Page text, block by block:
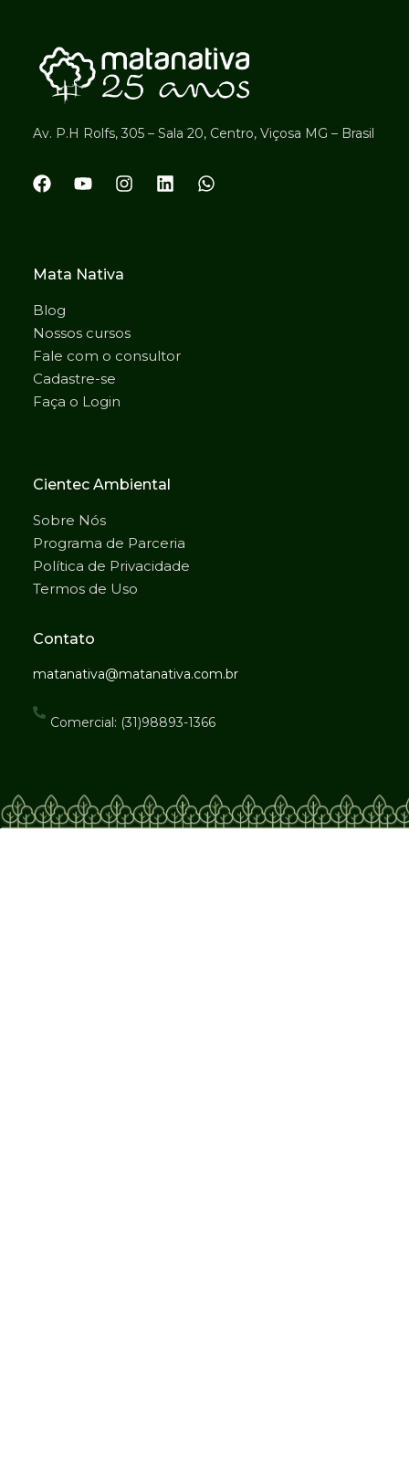
Av. P.H Rolfs, 305 – Sala 20, Centro, Viçosa MG – Brasil
Mata Nativa
Blog
Nossos cursos
Fale com o consultor
Cadastre-se
Faça o Login
Cientec Ambiental
Sobre Nós
Programa de Parceria
Política de Privacidade
Termos de Uso
Contato
matanativa@matanativa.com.br
Comercial: (31)98893-1366